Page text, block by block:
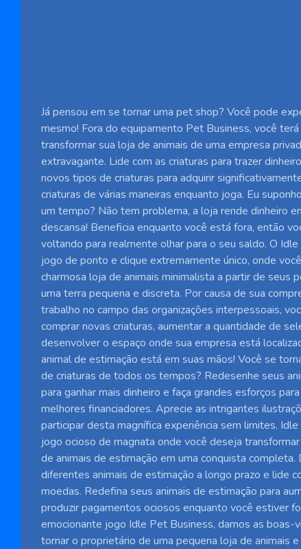
Já pensou em se tornar uma pet shop? Você pode
mesmo! Fora do equipamento Pet Business, você
transformar sua loja de animais de uma empresa
extravagante. Lide com as criaturas para trazer
novos tipos de criaturas para adquirir
criaturas de várias maneiras enquanto joga. Eu
um tempo? Não tem problema, a loja rende dinheiro
descansa! Beneficia enquanto você está fora, então
voltando para realmente olhar para o seu saldo. O
jogo de ponto e clique extremamente único, onde
charmosa loja de animais minimalista a partir de seus
uma terra pequena e discreta. Por causa de sua
trabalho no campo das organizações interpessoais,
comprar novas criaturas, aumentar a quantidade de
desenvolver o espaço onde sua empresa está
animal de estimação está em suas mãos! Você se
de criaturas de todos os tempos? Redesenhe seus
para ganhar mais dinheiro e faça grandes esforços
melhores financiadores. Aprecie as intrigantes
participar desta magnífica experiência sem limites.
jogo ocioso de magnata onde você deseja
de animais de estimação em uma conquista completa.
diferentes animais de estimação a longo prazo e lide
moedas. Redefina seus animais de estimação para
produzir pagamentos ociosos enquanto você estiver
emocionante jogo Idle Pet Business, damos as boas-
tornar o proprietário de uma pequena loja de animais